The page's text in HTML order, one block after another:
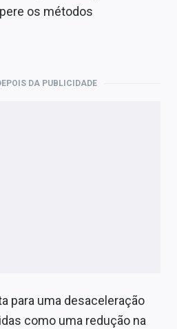
os métodos
DA PUBLICIDADE
para uma desaceleração
como uma redução na